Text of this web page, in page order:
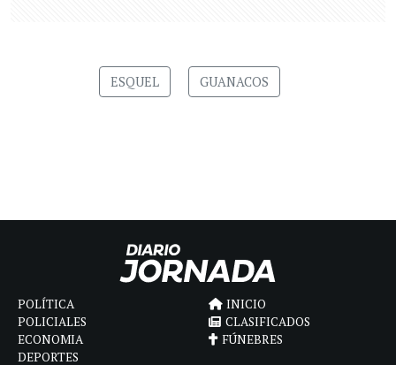
ESQUEL GUANACOS
POLÍTICA
POLICIALES
ECONOMIA
DEPORTES
INICIO
CLASIFICADOS
FÚNEBRES